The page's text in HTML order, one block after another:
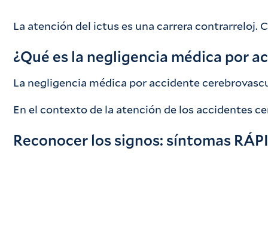
La atención del ictus es una carrera contrarreloj.
¿Qué es la negligencia médica por
La negligencia médica por accidente
En el contexto de la atención de los accidentes
Reconocer los signos: síntomas